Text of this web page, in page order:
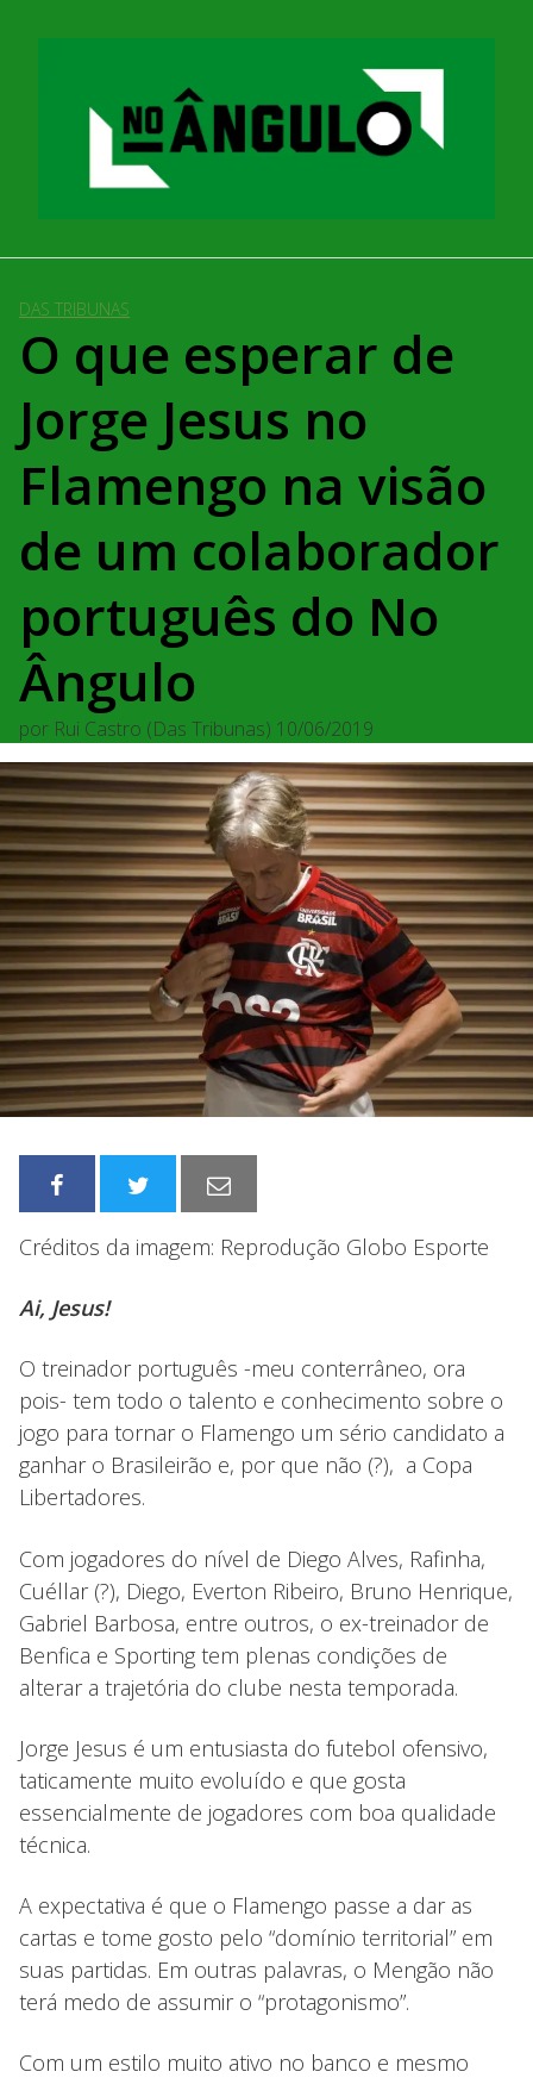
DAS TRIBUNAS
O que esperar de
Jorge Jesus no
Flamengo na visão
de um colaborador
português do No
Ângulo
por Rui Castro (Das Tribunas) 10/06/2019
Créditos da imagem: Reprodução Globo Esporte
Ai, Jesus!
O treinador português -meu conterrâneo, ora
pois- tem todo o talento e conhecimento sobre o
jogo para tornar o Flamengo um sério candidato a
ganhar o Brasileirão e, por que não (?), a Copa
Libertadores.
Com jogadores do nível de Diego Alves, Rafinha,
Cuéllar (?), Diego, Everton Ribeiro, Bruno Henrique,
Gabriel Barbosa, entre outros, o ex-treinador de
Benfica e Sporting tem plenas condições de
alterar a trajetória do clube nesta temporada.
Jorge Jesus é um entusiasta do futebol ofensivo,
taticamente muito evoluído e que gosta
essencialmente de jogadores com boa qualidade
técnica.
A expectativa é que o Flamengo passe a dar as
cartas e tome gosto pelo “domínio territorial” em
suas partidas. Em outras palavras, o Mengão não
terá medo de assumir o “protagonismo”.
Com um estilo muito ativo no banco e mesmo